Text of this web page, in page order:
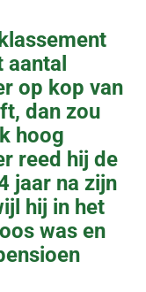
aantal
op kop van
dan zou
hoog
reed hij de
jaar na zijn
hij in het
was en